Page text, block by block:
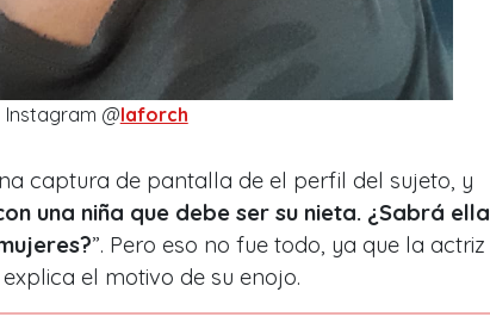
Instagram @laforch
captura de pantalla de el perfil del sujeto, y
una niña que debe ser su nieta. ¿Sabrá ella
”. Pero eso no fue todo, ya que la actriz
el motivo de su enojo.